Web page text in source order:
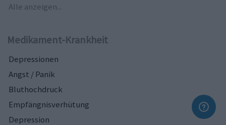
Alle anzeigen...
Medikament-Krankheit
Depressionen
Angst / Panik
Bluthochdruck
Empfängnisverhütung
Depression